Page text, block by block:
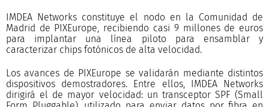
IMDEA Networks constituye el nodo en la Comunidad de
Madrid de PIXEurope, recibiendo casi 9 millones de euros
para implantar una línea piloto para ensamblar y
caracterizar chips fotónicos de alta velocidad.
Los avances de PIXEurope se validarán mediante distintos
dispositivos demostradores. Entre ellos, IMDEA Networks
dirigirá el de mayor velocidad: un transceptor SPF (Small